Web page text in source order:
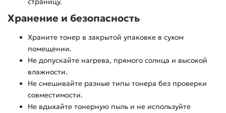
Хранение и безопасность
Храните тонер в закрытой упаковке в сухом
помещении.
Не допускайте нагрева, прямого солнца и высокой
влажности.
Не смешивайте разные типы тонера без проверки
совместимости.
Не вдыхайте тонерную пыль и не используйте